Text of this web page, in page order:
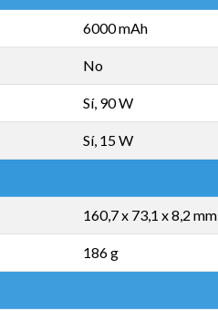
6000 mAh
No
Sí, 90 W
Sí, 15 W
160,7 x 73,1 x 8,2 mm
186 g